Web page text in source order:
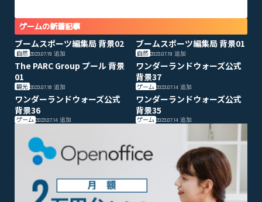
ゲームの新着記事
ブームスポーツ編集局 背景02
自然 2023.07.19 追加
ブームスポーツ編集局 背景01
自然 2023.07.19追加
The PARC Group プール 背景
01
観光 2023.07.18 追加
ワンダーランドウォーズ公式
背景37
ゲーム 2023.07.14追加
ワンダーランドウォーズ公式
背景36
ゲーム 2023.07.14 追加
ワンダーランドウォーズ公式
背景35
ゲーム 2023.07.14追加